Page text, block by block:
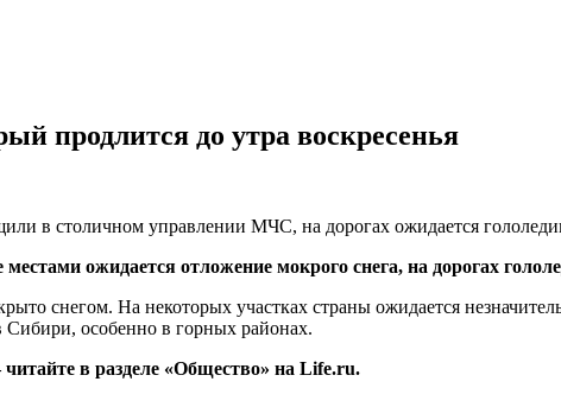
продлится до утра воскресенья
в столичном управлении МЧС, на дорогах ожидается
ожидается отложение мокрого снега, на дорогах
снегом. На некоторых участках страны ожидается
Сибири, особенно в горных районах.
в разделе «Общество» на Life.ru.